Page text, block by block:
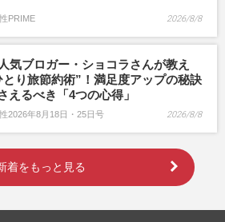
PRIME 2026/8/8
気ブロガー・ショコラさんが教え
とり旅節約術”！満足度アップの秘訣
えるべき「4つの心得」
2026年8月18日・25日号 2026/8/8
着をもっと見る